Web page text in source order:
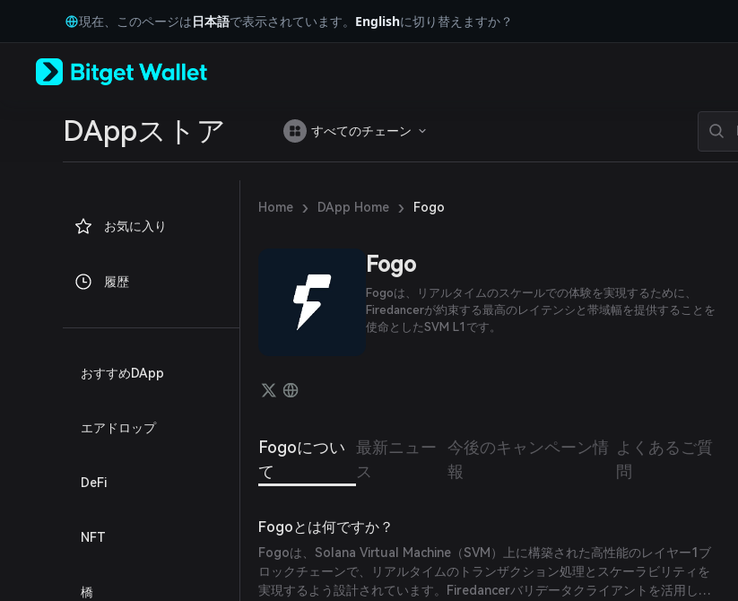
Tiếng Việt
Русский
Español (Latinoamérica)
Português (Portugal)
Bahasa Indonesia
Español (Argentina)
現在、このページは日本語で表示されています。 Englishに切り替えますか？
DAppストア すべてのチェーン
お気に入り
履歴
おすすめDApp
エアドロップ
DeFi
NFT
橋
Home › DApp Home › Fogo
Fogo
Fogoは、リアルタイムのスケールでの体験を実現するために、
Firedancerが約束する最高のレイテンシと帯域幅を提供することを
使命としたSVM L1です。
Fogoについ
て
最新ニュー
ス
今後のキャンペーン情
報
よくあるご質
問
Fogoとは何ですか？
Fogoは、Solana Virtual Machine（SVM）上に構築された高性能のレイヤー1ブ
ロックチェーンで、リアルタイムのトランザクション処理とスケーラビリティを
実現するよう設計されています。Firedancerバリデータクライアントを活用し、